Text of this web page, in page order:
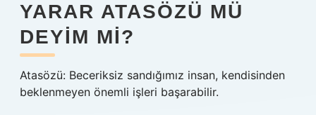
YARAR ATASÖZÜ MÜ
DEYIM MI?
Atasözü: Beceriksiz sandığımız insan, kendisinden
beklenmeyen önemli işleri başarabilir.